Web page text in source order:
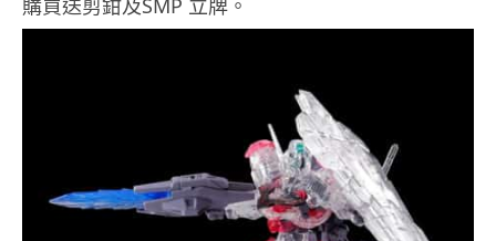
購買送剪鉗及SMP 立牌。